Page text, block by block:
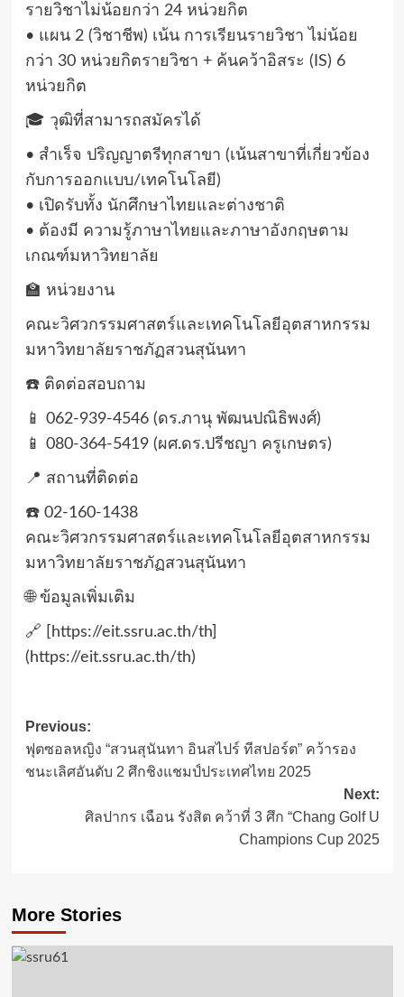
รายวิชาไม่น้อยกว่า 24 หน่วยกิต
• แผน 2 (วิชาชีพ) เน้น การเรียนรายวิชา ไม่น้อย
กว่า 30 หน่วยกิตรายวิชา + ค้นคว้าอิสระ (IS) 6
หน่วยกิต
🎓 วุฒิที่สามารถสมัครได้
• สำเร็จ ปริญญาตรีทุกสาขา (เน้นสาขาที่เกี่ยวข้อง
กับการออกแบบ/เทคโนโลยี)
• เปิดรับทั้ง นักศึกษาไทยและต่างชาติ
• ต้องมี ความรู้ภาษาไทยและภาษาอังกฤษตาม
เกณฑ์มหาวิทยาลัย
🏫 หน่วยงาน
คณะวิศวกรรมศาสตร์และเทคโนโลยีอุตสาหกรรม
มหาวิทยาลัยราชภัฏสวนสุนันทา
☎️ ติดต่อสอบถาม
📱 062-939-4546 (ดร.ภานุ พัฒนปณิธิพงศ์)
📱 080-364-5419 (ผศ.ดร.ปรีชญา ครูเกษตร)
📍 สถานที่ติดต่อ
☎️ 02-160-1438
คณะวิศวกรรมศาสตร์และเทคโนโลยีอุตสาหกรรม
มหาวิทยาลัยราชภัฏสวนสุนันทา
🌐 ข้อมูลเพิ่มเติม
🔗 [https://eit.ssru.ac.th/th]
(https://eit.ssru.ac.th/th)
Post
navigation
Previous:
ฟุตซอลหญิง “สวนสุนันทา อินสไปร์ ทีสปอร์ต” คว้ารอง
ชนะเลิศอันดับ 2 ศึกชิงแชมป์ประเทศไทย 2025
Next:
ศิลปากร เฉือน รังสิต คว้าที่ 3 ศึก “Chang Golf U
Champions Cup 2025
More Stories